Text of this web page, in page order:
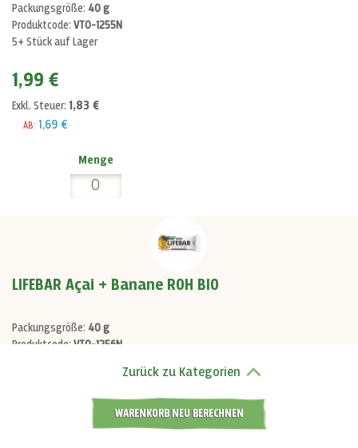
Packungsgröße: 40 g
Produktcode: VT0-1255N
5+ Stück auf Lager
1,99 €
Exkl. Steuer: 1,83 €
AB: 1,69 €
Menge
LIFEBAR Açai + Banane ROH BIO
Packungsgröße: 40 g
Produktcode: VT0-1256N
1,83 €
Zurück zu Kategorien
WARENKORB NEU BERECHNEN